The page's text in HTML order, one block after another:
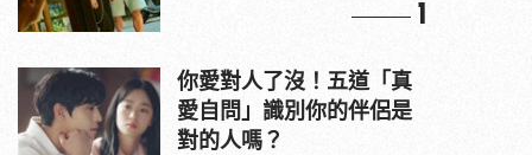
1
你愛對人了沒！五道「真
愛自問」識別你的伴侶是
對的人嗎？